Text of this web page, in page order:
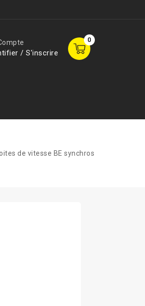
0
/ S'inscrire
de vitesse BE synchros